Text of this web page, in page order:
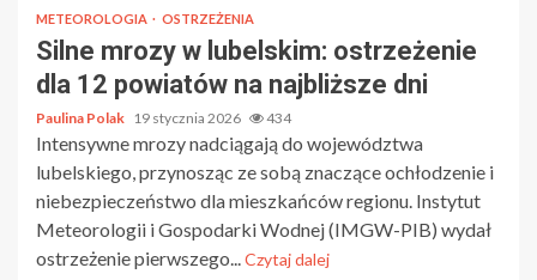
METEOROLOGIA OSTRZEŻENIA
Silne mrozy w lubelskim: ostrzeżenie
dla 12 powiatów na najbliższe dni
Paulina Polak 19 stycznia 2026 434
Intensywne mrozy nadciągają do województwa
lubelskiego, przynosząc ze sobą znaczące ochłodzenie i
niebezpieczeństwo dla mieszkańców regionu. Instytut
Meteorologii i Gospodarki Wodnej (IMGW-PIB) wydał
ostrzeżenie pierwszego...Czytaj dalej